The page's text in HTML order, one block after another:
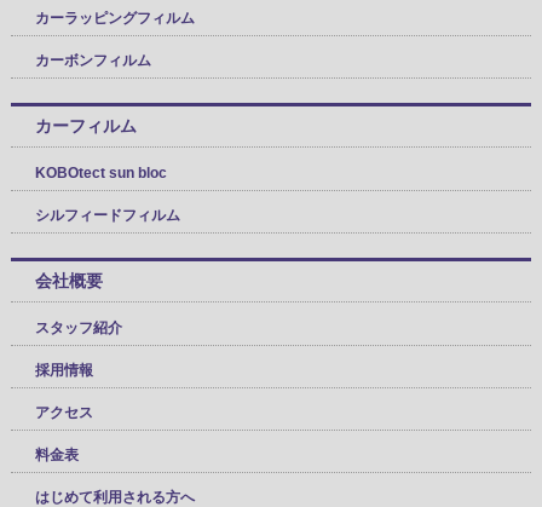
カーラッピングフィルム
カーボンフィルム
カーフィルム
KOBOtect sun bloc
シルフィードフィルム
会社概要
スタッフ紹介
採用情報
アクセス
料金表
はじめて利用される方へ